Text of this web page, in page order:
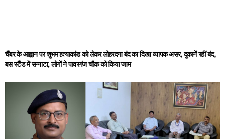
चैंबर के आह्वान पर शुभम हत्याकांड को लेकर लोहरदगा बंद का दिखा व्यापक असर, दुकानें रहीं बंद,
बस स्टैंड में सन्नाटा, लोगों ने पावरगंज चौक को किया जाम